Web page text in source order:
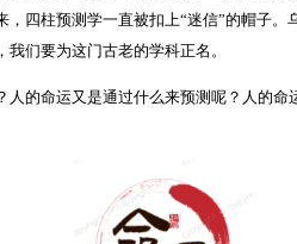
，四柱预测学一直被扣上“迷信”的帽子。
们要为这门古老的学科正名。
人的命运又是通过什么来预测呢？人的